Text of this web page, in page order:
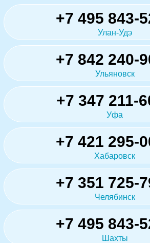
+7 495 843-
Улан-Удэ
+7 842 240-
Ульяновск
+7 347 211-
Уфа
+7 421 295-
Хабаровск
+7 351 725-
Челябинск
+7 495 843-
Шахты